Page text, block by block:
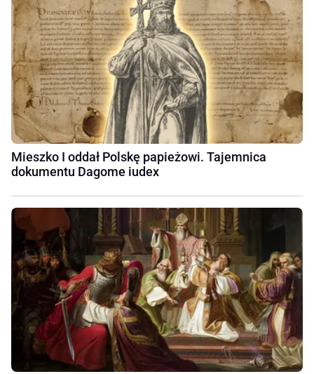
Mieszko I oddał Polskę papieżowi. Tajemnica
dokumentu Dagome iudex